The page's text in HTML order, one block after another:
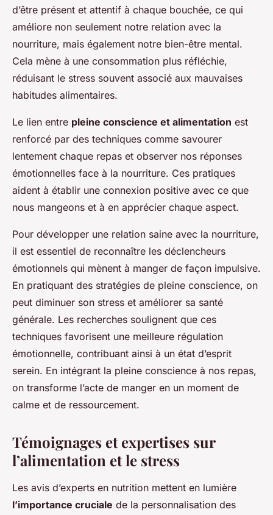
d’être présent et attentif à chaque bouchée, ce qui
améliore non seulement notre relation avec la
nourriture, mais également notre bien-être mental.
Cela mène à une consommation plus réfléchie,
réduisant le stress souvent associé aux mauvaises
habitudes alimentaires.
Le lien entre pleine conscience et alimentation est
renforcé par des techniques comme savourer
lentement chaque repas et observer nos réponses
émotionnelles face à la nourriture. Ces pratiques
aident à établir une connexion positive avec ce que
nous mangeons et à en apprécier chaque aspect.
Pour développer une relation saine avec la nourriture,
il est essentiel de reconnaître les déclencheurs
émotionnels qui mènent à manger de façon impulsive.
En pratiquant des stratégies de pleine conscience, on
peut diminuer son stress et améliorer sa santé
générale. Les recherches soulignent que ces
techniques favorisent une meilleure régulation
émotionnelle, contribuant ainsi à un état d’esprit
serein. En intégrant la pleine conscience à nos repas,
on transforme l’acte de manger en un moment de
calme et de ressourcement.
Témoignages et expertises sur
l’alimentation et le stress
Les avis d’experts en nutrition mettent en lumière
l’importance cruciale de la personnalisation des